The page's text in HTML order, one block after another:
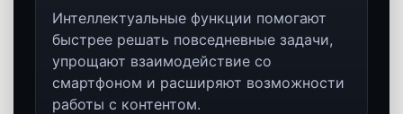
Ultra-флагман с большим экраном, сильной
камерой, высокой производительностью и
полезными AI-функциями.